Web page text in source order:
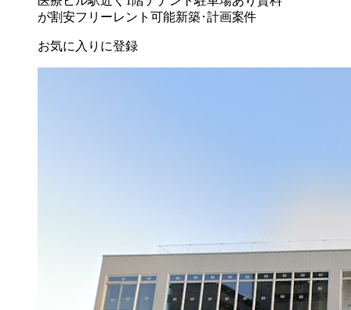
が割安フリーレント可能新築･計画案件
お気に入りに登録